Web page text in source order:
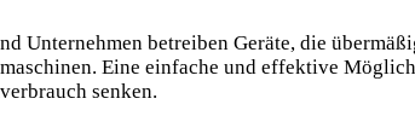
Unternehmen betreiben Geräte, die
Eine einfache und effektive
senken.